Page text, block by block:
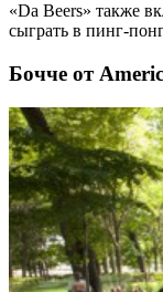
«Da Beers» также
сыграть в пинг-
Бочче от